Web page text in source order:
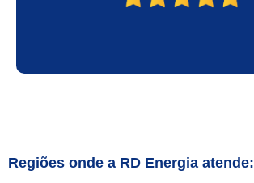
Regiões onde a RD Energia atende: